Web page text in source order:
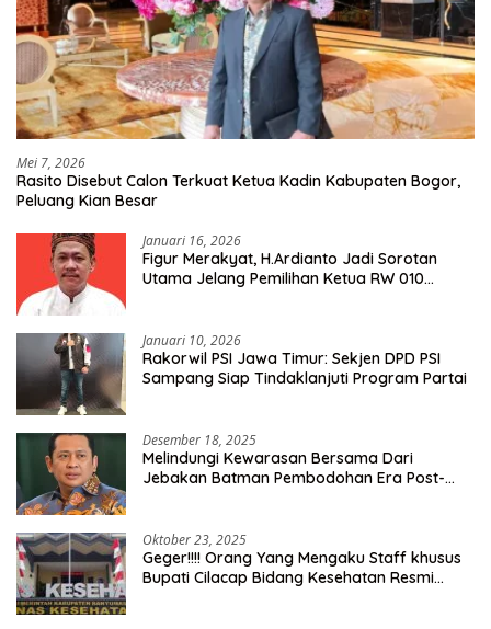
Mei 7, 2026
Rasito Disebut Calon Terkuat Ketua Kadin Kabupaten Bogor,
Peluang Kian Besar
Januari 16, 2026
Figur Merakyat, H.Ardianto Jadi Sorotan
Utama Jelang Pemilihan Ketua RW 010
Januari 10, 2026
Rakorwil PSI Jawa Timur: Sekjen DPD PSI
Sampang Siap Tindaklanjuti Program Partai
Desember 18, 2025
Melindungi Kewarasan Bersama Dari
Jebakan Batman Pembodohan Era Post-
Oktober 23, 2025
Geger!!!! Orang Yang Mengaku Staff khusus
Bupati Cilacap Bidang Kesehatan Resmi